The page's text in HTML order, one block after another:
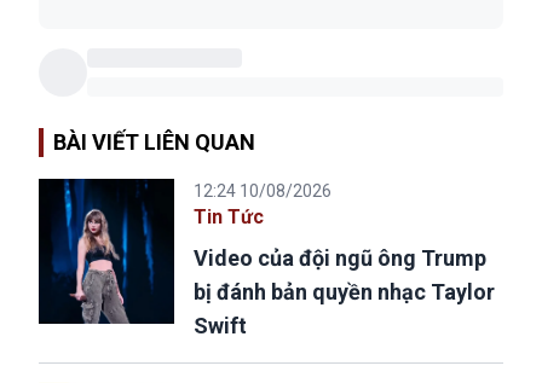
BÀI VIẾT LIÊN QUAN
12:24 10/08/2026
Tin Tức
Video của đội ngũ ông Trump
bị đánh bản quyền nhạc Taylor
Swift